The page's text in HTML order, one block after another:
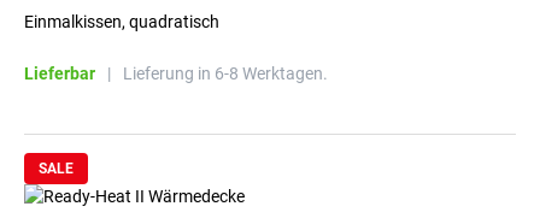
Einmalkissen, quadratisch
Lieferbar | Lieferung in 6-8 Werktagen.
SALE